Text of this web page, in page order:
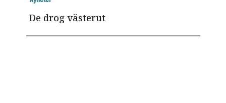
De drog västerut